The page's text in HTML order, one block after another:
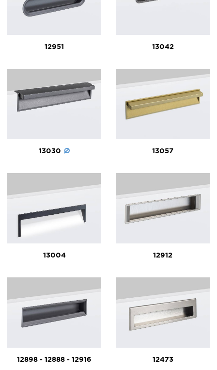
12951 13042
13030 13057
13004 12912
12898 - 12888 - 12916 12473